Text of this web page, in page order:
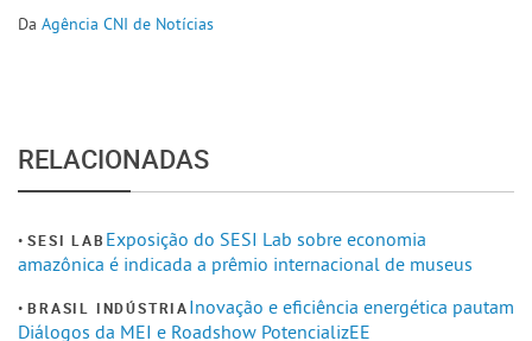
Da Agência CNI de Notícias
RELACIONADAS
SESI LAB Exposição do SESI Lab sobre economia
amazônica é indicada a prêmio internacional de museus
BRASIL INDÚSTRIAInovação e eficiência energética pautam
Diálogos da MEI e Roadshow PotencializEE